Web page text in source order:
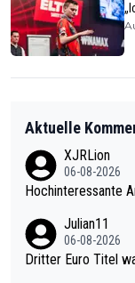
Aktuelle
XJRLion
06-08-2026
Hochinteressante
Julian11
06-08-2026
Dritter Euro Titel